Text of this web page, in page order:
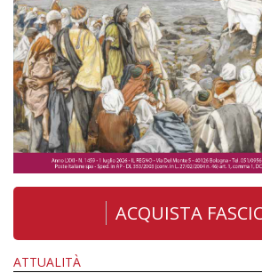
ACQUISTA
ATTUALITÀ